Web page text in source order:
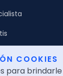
COOKIES
para